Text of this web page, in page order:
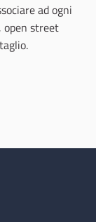
ad ogni
open street